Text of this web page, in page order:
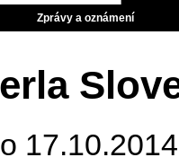
Zprávy a oznámení
17.10.2014